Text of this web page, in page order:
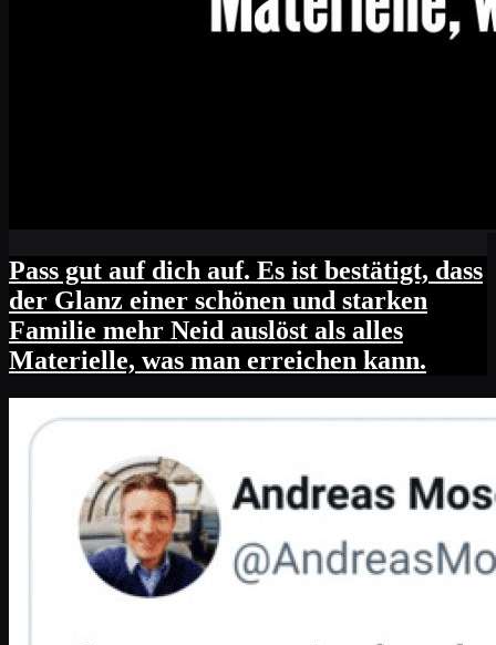
Pass gut auf dich auf. Es ist bestätigt, dass
der Glanz einer schönen und starken
Familie mehr Neid auslöst als alles
Materielle, was man erreichen kann.